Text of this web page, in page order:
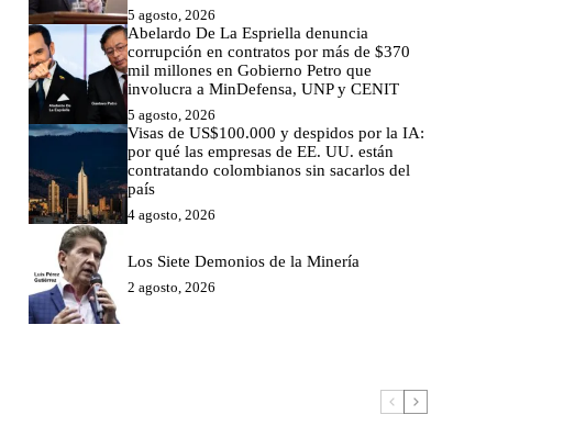
5 agosto, 2026
Abelardo De La Espriella denuncia
corrupción en contratos por más de $370
mil millones en Gobierno Petro que
involucra a MinDefensa, UNP y CENIT
5 agosto, 2026
Visas de US$100.000 y despidos por la IA:
por qué las empresas de EE. UU. están
contratando colombianos sin sacarlos del
país
4 agosto, 2026
Los Siete Demonios de la Minería
2 agosto, 2026